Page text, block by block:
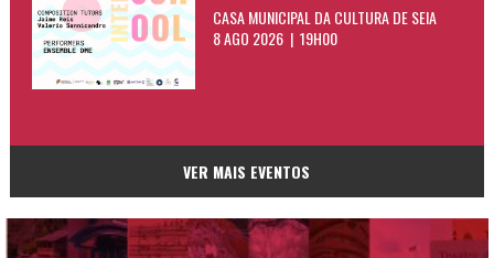
CASA MUNICIPAL DA CULTURA DE SEIA
8 AGO 2026 | 19H00
VER MAIS EVENTOS